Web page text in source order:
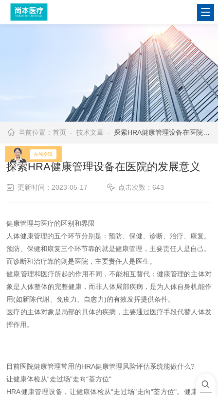
当前位置：首页 -技术文章 - 探索HRA健康管理设备在医院的发展意义
探索HRA健康管理设备在医院的发展意义
更新时间：2023-05-17 点击次数：643
健康管理与医疗的区别和界限
人体健康管理的五个环节分别是：预防、保健、诊断、治疗、康复。
预防、保健和康复三个环节靠的就是健康管理，主要责任人是自己。
而诊断和治疗靠的则是医院，主要责任人是医生。
健康管理和医疗所起的作用不同，不能相互替代：健康管理的主体对
象是人体整体的完整健康，而非人体局部疾病，是为人体自身机能作
用(如新陈代谢、免疫力、自愈力)的有效发挥提供条件。
医疗的主体对象是局部的具体的疾病，主要通过医疗手段代替人体发
挥作用。
目前医院健康管理常用的HRA健康管理风险评估系统能做什么?
让健康体检从“走过场"走向“荃方位"
HRA健康管理设备，让健康体检从“走过场"走向“荃方位"。健康风险